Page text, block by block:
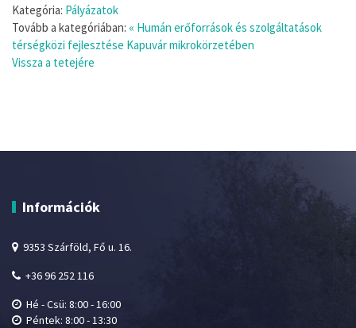
Kategória: Pályázatok
Tovább a kategóriában: « Humán erőforrások és szolgáltatások
térségközi fejlesztése Kapuvár mikrokörzetében
Vissza a tetejére
Információk
9353 Szárföld, Fő u. 16.
+36 96 252 116
Hé - Csü: 8:00 - 16:00
Péntek: 8:00 - 13:30